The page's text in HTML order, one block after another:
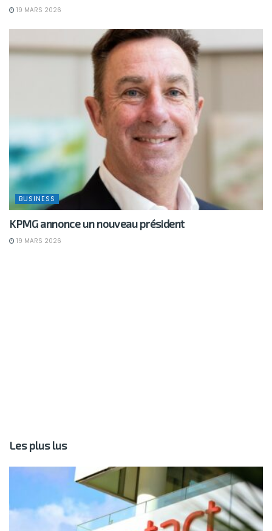
19 MARS 2026
BUSINESS
KPMG annonce un nouveau président
19 MARS 2026
Les plus lus